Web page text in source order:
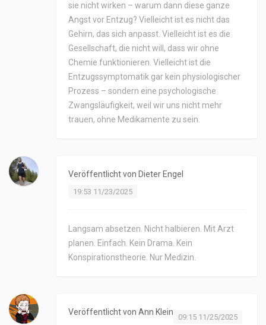
sie nicht wirken – warum dann diese ganze
Angst vor Entzug? Vielleicht ist es nicht das
Gehirn, das sich anpasst. Vielleicht ist es die
Gesellschaft, die nicht will, dass wir ohne
Chemie funktionieren. Vielleicht ist die
Entzugssymptomatik gar kein physiologischer
Prozess – sondern eine psychologische
Zwangsläufigkeit, weil wir uns nicht mehr
trauen, ohne Medikamente zu sein.
Veröffentlicht von Dieter Engel
19:53 11/23/2025
Langsam absetzen. Nicht halbieren. Mit Arzt
planen. Einfach. Kein Drama. Kein
Konspirationstheorie. Nur Medizin.
Veröffentlicht von Ann Klein
09:15 11/25/2025